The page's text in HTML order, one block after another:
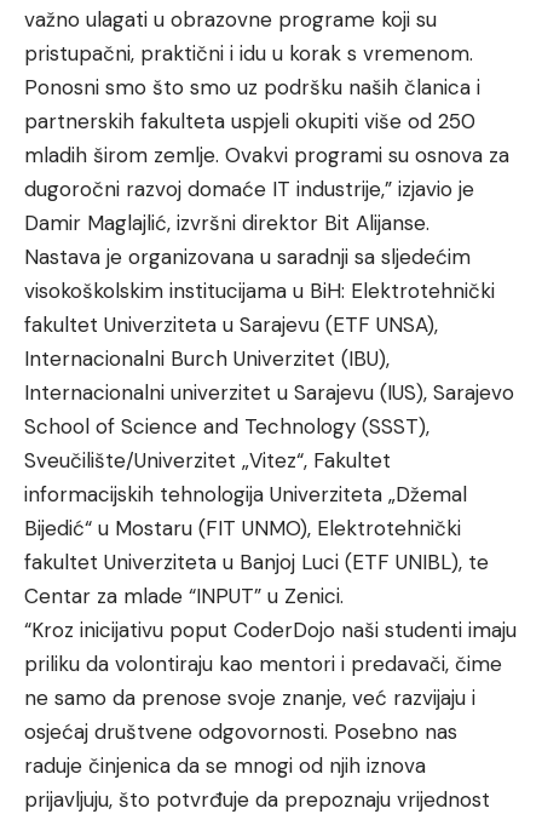
važno ulagati u obrazovne programe koji su
pristupačni, praktični i idu u korak s vremenom.
Ponosni smo što smo uz podršku naših članica i
partnerskih fakulteta uspjeli okupiti više od 250
mladih širom zemlje. Ovakvi programi su osnova za
dugoročni razvoj domaće IT industrije,” izjavio je
Damir Maglajlić, izvršni direktor Bit Alijanse.
Nastava je organizovana u saradnji sa sljedećim
visokoškolskim institucijama u BiH: Elektrotehnički
fakultet Univerziteta u Sarajevu (ETF UNSA),
Internacionalni Burch Univerzitet (IBU),
Internacionalni univerzitet u Sarajevu (IUS), Sarajevo
School of Science and Technology (SSST),
Sveučilište/Univerzitet „Vitez“, Fakultet
informacijskih tehnologija Univerziteta „Džemal
Bijedić“ u Mostaru (FIT UNMO), Elektrotehnički
fakultet Univerziteta u Banjoj Luci (ETF UNIBL), te
Centar za mlade “INPUT” u Zenici.
“Kroz inicijativu poput CoderDojo naši studenti imaju
priliku da volontiraju kao mentori i predavači, čime
ne samo da prenose svoje znanje, već razvijaju i
osjećaj društvene odgovornosti. Posebno nas
raduje činjenica da se mnogi od njih iznova
prijavljuju, što potvrđuje da prepoznaju vrijednost